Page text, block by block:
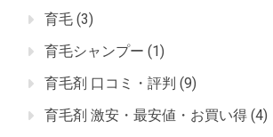
育毛 (3)
育毛シャンプー (1)
育毛剤 口コミ・評判 (9)
育毛剤 激安・最安値・お買い得 (4)